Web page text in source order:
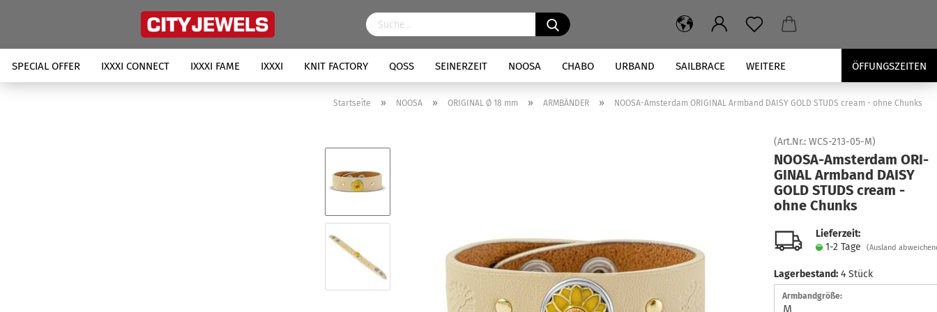
SPECIAL OFFER IXXXI CONNECT IXXXI FAME IXXXI KNIT FACTORY QOSS SEINERZEIT NOOSA CHABO URBAND SAILBRACE ÖFFUNGSZEITEN
WEITERE
Startseite » NOOSA » ORIGINAL Ø 18 mm » ARMBÄNDER » NOOSA-Amsterdam ORIGINAL Armband DAISY GOLD STUDS cream - ohne Chunks
(Art.Nr.: WCS-213-05-M)
NOOSA-​Amsterdam ORI­
GI­NAL Arm­band DAISY
GOLD STUDS cream -
ohne Chunks
Lieferzeit:
1-2 Tage
(Ausland
Lagerbestand: 4 Stück
Armbandgröße: